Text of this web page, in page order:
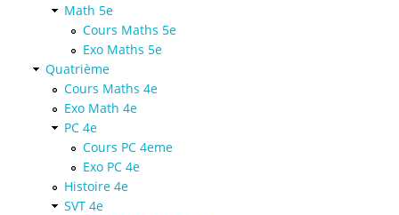
Math 5e
Cours Maths 5e
Exo Maths 5e
Quatrième
Cours Maths 4e
Exo Math 4e
PC 4e
Cours PC 4eme
Exo PC 4e
Histoire 4e
SVT 4e